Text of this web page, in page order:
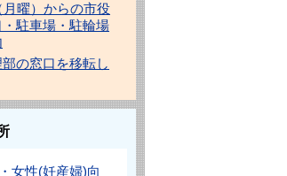
月曜）からの市役
・駐車場・駐輪場
の窓口を移転し
女性(妊産婦)向